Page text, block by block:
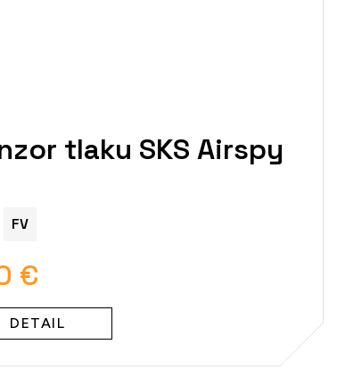
tlaku SKS Airspy
FV
€
DETAIL